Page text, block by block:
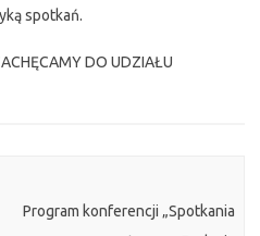
spotkań.
DO UDZIAŁU
Program konferencji „Spotkania